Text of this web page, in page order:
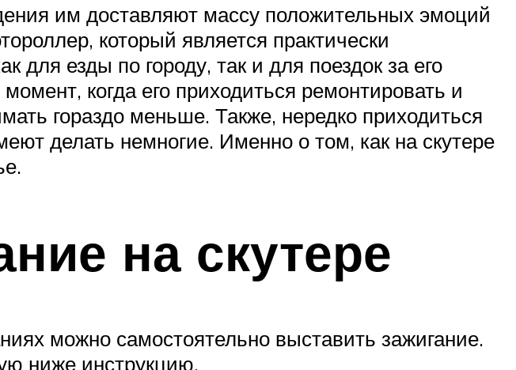
им доставляют массу положительных эмоций
который является практически
для езды по городу, так и для поездок за его
когда его приходиться ремонтировать и
гораздо меньше. Также, нередко приходиться
делать немногие. Именно о том, как на скутере
на скутере
можно самостоятельно выставить зажигание.
ниже инструкцию.